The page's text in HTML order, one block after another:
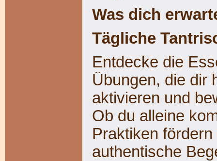
Was dich
Tägliche
Entdecke die
Übungen, die dir
aktivieren und
Ob du alleine
Praktiken
authentische